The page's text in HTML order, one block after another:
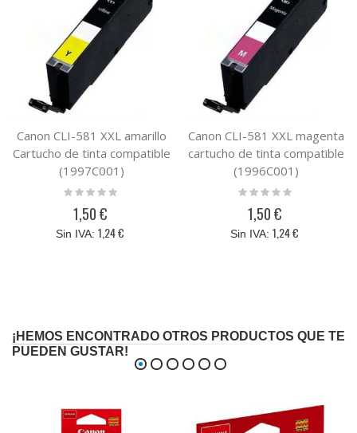
Canon CLI-581 XXL amarillo
Cartucho de tinta compatible
(1997C001)
Rating:
1,50 €
1,24 €
Canon CLI-581 XXL magenta
cartucho de tinta compatible
(1996C001)
Rating:
1,50 €
1,24 €
¡HEMOS ENCONTRADO OTROS PRODUCTOS QUE TE
PUEDEN GUSTAR!